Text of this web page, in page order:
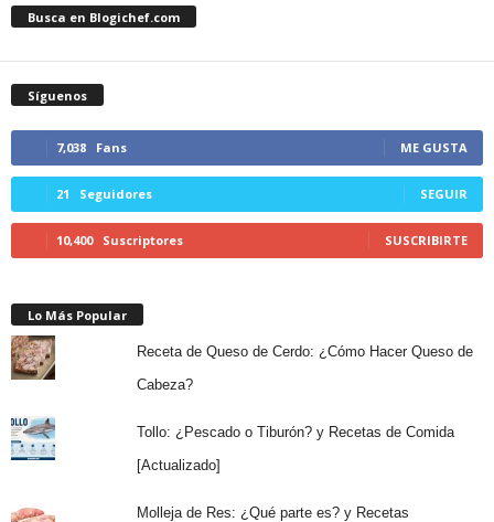
Busca en Blogichef.com
Síguenos
7,038 Fans ME GUSTA
21 Seguidores SEGUIR
10,400 Suscriptores SUSCRIBIRTE
Lo Más Popular
Receta de Queso de Cerdo: ¿Cómo Hacer Queso de
Cabeza?
Tollo: ¿Pescado o Tiburón? y Recetas de Comida
[Actualizado]
Molleja de Res: ¿Qué parte es? y Recetas